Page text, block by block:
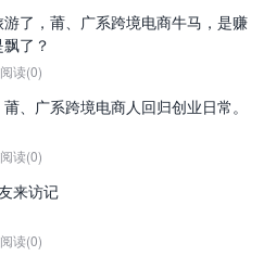
游了，莆、广系跨境电商牛马，是赚
了？
阅读(0)
、广系跨境电商人回归创业日常。
阅读(0)
来访记
阅读(0)